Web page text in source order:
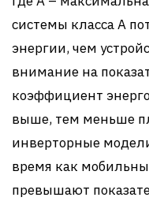
системы класса A
энергии, чем
внимание на
коэффициент
выше, тем меньше
инверторные
время как
превышают